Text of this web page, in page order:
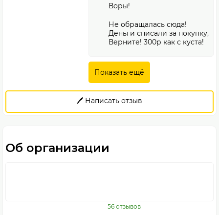
Воры!
Не обращалась сюда!
Деньги списали за покупку,
Верните! 300р как с куста!
Показать ещё
🖊️ Написать отзыв
Об организации
56 отзывов